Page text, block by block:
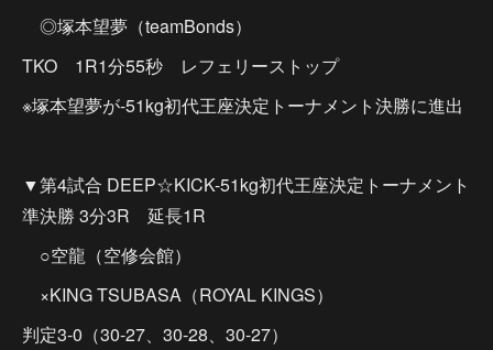
◎塚本望夢（teamBonds）
TKO 1R1分55秒 レフェリーストップ
※塚本望夢が-51kg初代王座決定トーナメント決勝に進出
▼第4試合 DEEP☆KICK-51kg初代王座決定トーナメント
準決勝 3分3R 延長1R
○空龍（空修会館）
×KING TSUBASA（ROYAL KINGS）
判定3-0（30-27、30-28、30-27）